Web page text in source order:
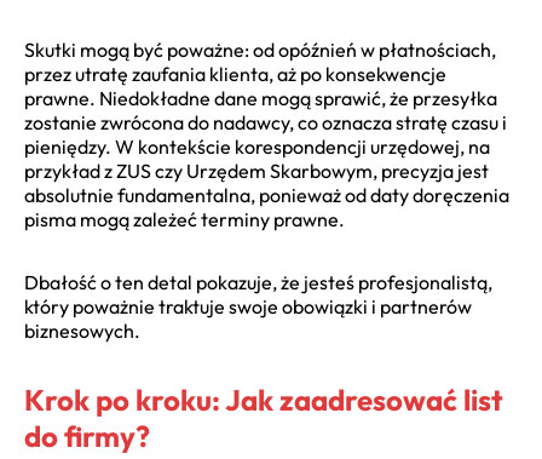
Skutki mogą być poważne: od opóźnień w płatnościach,
przez utratę zaufania klienta, aż po konsekwencje
prawne. Niedokładne dane mogą sprawić, że przesyłka
zostanie zwrócona do nadawcy, co oznacza stratę czasu i
pieniędzy. W kontekście korespondencji urzędowej, na
przykład z ZUS czy Urzędem Skarbowym, precyzja jest
absolutnie fundamentalna, ponieważ od daty doręczenia
pisma mogą zależeć terminy prawne.
Dbałość o ten detal pokazuje, że jesteś profesjonalistą,
który poważnie traktuje swoje obowiązki i partnerów
biznesowych.
Krok po kroku: Jak zaadresować list
do firmy?